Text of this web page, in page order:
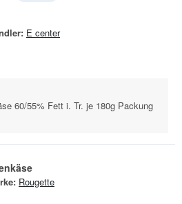
E center
60/55% Fett i. Tr. je 180g Packung
Rougette